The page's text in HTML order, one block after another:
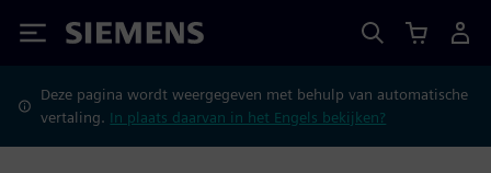
Siemens
Deze pagina wordt weergegeven met behulp van automatische
vertaling. In plaats daarvan in het Engels bekijken?